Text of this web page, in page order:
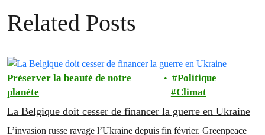
Related Posts
Préserver la beauté de notre
planète
Politique
Climat
La Belgique doit cesser de financer la guerre en Ukraine
L’invasion russe ravage l’Ukraine depuis fin février. Greenpeace